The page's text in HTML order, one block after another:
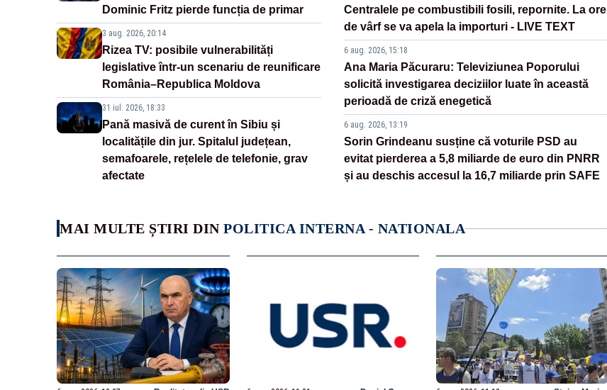
Dominic Fritz pierde funcția de primar
3 aug. 2026, 20:14
Rizea TV: posibile vulnerabilități
legislative într-un scenariu de reunificare
România–Republica Moldova
31 iul. 2026, 18:33
Pană masivă de curent în Sibiu și
localitățile din jur. Spitalul județean,
semafoarele, rețelele de telefonie, grav
afectate
Centralele pe combustibili fosili, repornite. La ore
de vârf se va apela la importuri - LIVE TEXT
6 aug. 2026, 15:18
Ana Maria Păcuraru: Televiziunea Poporului
solicită investigarea deciziilor luate în această
perioadă de criză enegetică
6 aug. 2026, 13:19
Sorin Grindeanu susține că voturile PSD au
evitat pierderea a 5,8 miliarde de euro din PNRR
și au deschis accesul la 16,7 miliarde prin SAFE
MAI MULTE ȘTIRI DIN POLITICA INTERNA - NATIONALA